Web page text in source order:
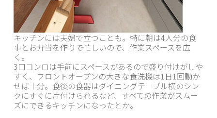
キッチンには夫婦で立つことも。特に朝は4人分の食
事とお弁当を作りで忙しいので、作業スペースを広
く。
3口コンロは手前にスペースがあるので盛り付けがしや
すく、フロントオープンの大きな食洗機は1日1回動か
せば十分。食後の食器はダイニングテーブル横のシン
クにすぐに片付けられるなど、すべての作業がスムー
ズにできるキッチンになったとか。